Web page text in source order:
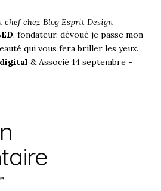
chef chez Blog Esprit Design
, fondateur, dévoué je passe mon
qui vous fera briller les yeux.
& Associé 14 septembre -
*